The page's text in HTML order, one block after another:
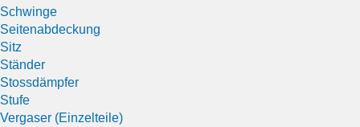
Schwinge
Seitenabdeckung
Sitz
Ständer
Stossdämpfer
Stufe
Vergaser (Einzelteile)